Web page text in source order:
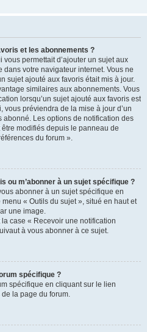
et les abonnements ?
permettait d’ajouter un sujet aux
votre navigateur internet. Vous ne
sujet ajouté aux favoris était mis à jour.
similaires aux abonnements. Vous
lorsqu’un sujet ajouté aux favoris est
vous préviendra de la mise à jour d’un
abonné. Les options de notification des
modifiés depuis le panneau de
du forum ».
ou m’abonner à un sujet spécifique ?
abonner à un sujet spécifique en
« Outils du sujet », situé en haut et
une image.
case « Recevoir une notification
à vous abonner à ce sujet.
spécifique ?
spécifique en cliquant sur le lien
la page du forum.